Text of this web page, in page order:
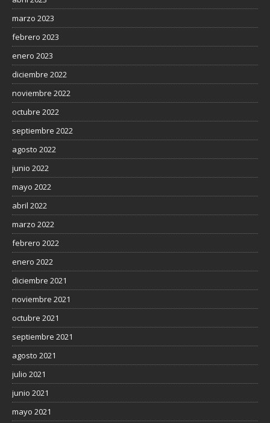
marzo 2023
febrero 2023
enero 2023
diciembre 2022
noviembre 2022
octubre 2022
septiembre 2022
agosto 2022
junio 2022
mayo 2022
abril 2022
marzo 2022
febrero 2022
enero 2022
diciembre 2021
noviembre 2021
octubre 2021
septiembre 2021
agosto 2021
julio 2021
junio 2021
mayo 2021